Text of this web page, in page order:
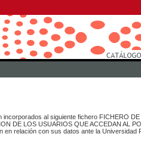
al siguiente fichero FICHERO
DE LOS USUARIOS QUE ACCEDAN AL
relación con sus datos ante la Universidad